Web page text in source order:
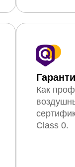
Как
Class 0.